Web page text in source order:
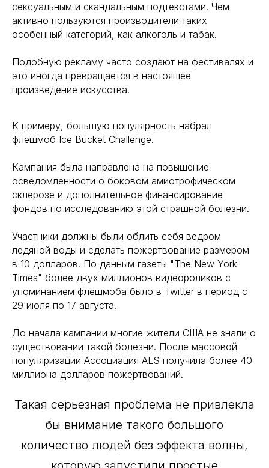
сексуальным и скандальным подтекстами. Чем
активно пользуются производители таких
особенный категорий, как алкоголь и табак.
Подобную рекламу часто создают на фестивалях и
это иногда превращается в настоящее
произведение искусства.
К примеру, большую популярность набрал
флешмоб Ice Bucket Challenge.
Кампания была направлена на повышение
осведомленности о боковом амиотрофическом
склерозе и дополнительное финансирование
фондов по исследованию этой страшной болезни.
Участники должны были облить себя ведром
ледяной воды и сделать пожертвование размером
в 10 долларов. По данным газеты "The New York
Times" более двух миллионов видеороликов с
упоминанием флешмоба было в Twitter в период с
29 июля по 17 августа.
До начала кампании многие жители США не знали о
существовании такой болезни. После массовой
популяризации Ассоциация ALS получила более 40
миллиона долларов пожертвований.
Такая серьезная проблема не привлекла
бы внимание такого большого
количество людей без эффекта волны,